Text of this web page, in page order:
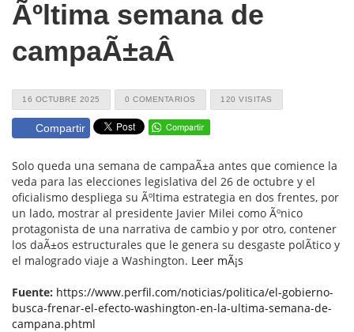
Ãºltima semana de
campaÃ±aÂ
16 OCTUBRE 2025 0 COMENTARIOS 120 VISITAS
Compartir
Solo queda una semana de campaÃ±a antes que comience la
veda para las elecciones legislativa del 26 de octubre y el
oficialismo despliega su Ãºltima estrategia en dos frentes, por
un lado, mostrar al presidente Javier Milei como Ãºnico
protagonista de una narrativa de cambio y por otro, contener
los daÃ±os estructurales que le genera su desgaste polÃ­tico y
el malogrado viaje a Washington. Leer mÃ¡s
Fuente: https://www.perfil.com/noticias/politica/el-gobierno-
busca-frenar-el-efecto-washington-en-la-ultima-semana-de-
campana.phtml